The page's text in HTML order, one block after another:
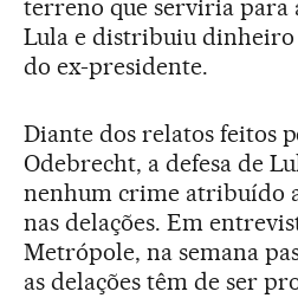
terreno que serviria
Lula e distribuiu dinheiro
do ex-presidente.
Diante dos relatos feitos
Odebrecht, a defesa de
nenhum crime atribuído
nas delações. Em
Metrópole, na semana
as delações têm de ser